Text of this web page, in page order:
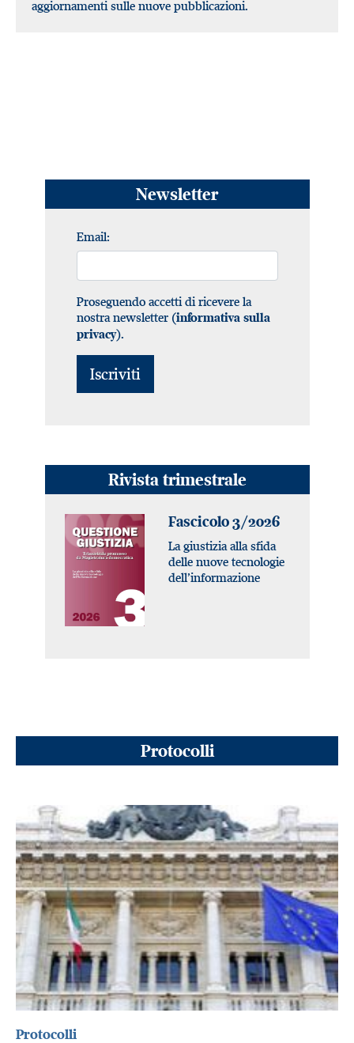
aggiornamenti sulle nuove pubblicazioni.
Newsletter
Email:
Proseguendo accetti di ricevere la
nostra newsletter (informativa sulla
privacy).
Rivista trimestrale
Fascicolo 3/2026
La giustizia alla sfida
delle nuove tecnologie
dell’informazione
Protocolli
Protocolli